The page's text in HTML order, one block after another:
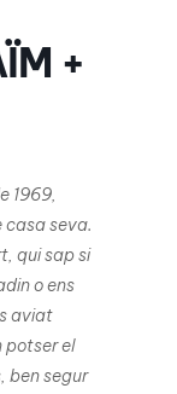
+
1969,
casa seva.
qui sap si
o ens
aviat
potser el
ben segur